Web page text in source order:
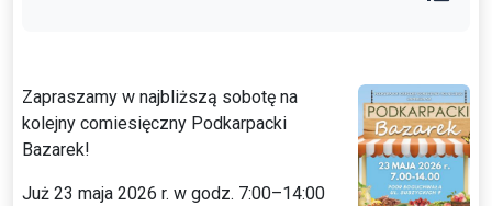
Zapraszamy w najbliższą sobotę na
kolejny comiesięczny Podkarpacki
Bazarek!
Już 23 maja 2026 r. w godz. 7:00–14:00